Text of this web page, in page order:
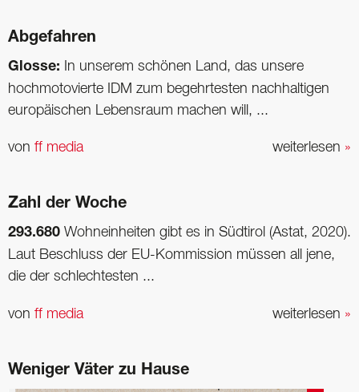
Abgefahren
Glosse: In unserem schönen Land, das unsere
hochmotovierte IDM zum begehrtesten nachhaltigen
europäischen Lebensraum machen will, ...
weiterlesen »
von ff media
Zahl der Woche
293.680 Wohneinheiten gibt es in Südtirol (Astat, 2020).
Laut Beschluss der EU-Kommission müssen all jene,
die der schlechtesten ...
weiterlesen »
von ff media
Weniger Väter zu Hause